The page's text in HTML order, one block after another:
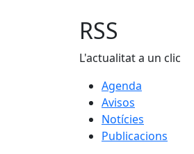
RSS
L'actualitat a un clic
Agenda
Avisos
Notícies
Publicacions